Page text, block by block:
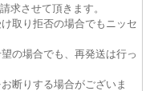
求させて頂きます。
取り拒否の場合でもニッセ
の場合でも、再発送は行っ
断りする場合がございま